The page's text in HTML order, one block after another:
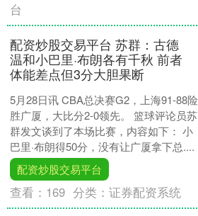
台
配资炒股交易平台 苏群：古德
温和小巴里·布朗各有千秋 前者
体能差点但3分大胆果断
5月28日讯 CBA总决赛G2，上海91-88险
胜广厦，大比分2-0领先。 篮球评论员苏
群发文谈到了本场比赛，内容如下： 小
巴里·布朗得50分，没有让广厦拿下总....
配资炒股交易平台
查看： 169 分类：证券配资系统